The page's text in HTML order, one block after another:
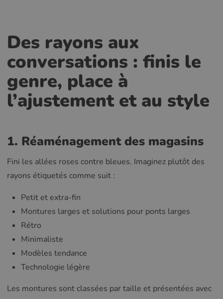
Des rayons aux
conversations : finis le
genre, place à
l’ajustement et au style
1. Réaménagement des magasins
Fini les allées roses contre bleues. Imaginez plutôt des
rayons étiquetés comme suit :
Petit et extra-fin
Montures larges et solutions pour ponts larges
Rétro
Minimaliste
Modèles tendance
Technologie légère
Les montures sont classées par taille et présentées avec